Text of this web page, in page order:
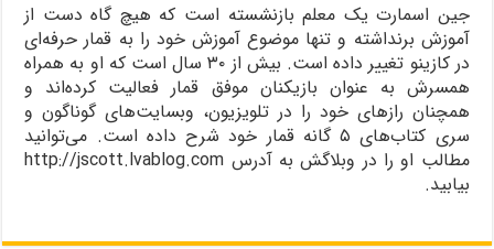
جین اسمارت یک معلم بازنشسته است که هیچ گاه دست از
آموزش برنداشته و تنها موضوع آموزش خود را به قمار حرفه‌ای
در کازینو تغییر داده است. بیش از ۳۰ سال است که او به همراه
همسرش به عنوان بازیکنان موفق قمار فعالیت کرده‌اند و
همچنان رازهای خود را در تلویزیون، وبسایت‌های گوناگون و
سری کتاب‌های ۵ گانه قمار خود شرح داده است. می‌توانید
مطالب او را در وبلاگش به آدرس http://jscott.lvablog.com
بیابید.